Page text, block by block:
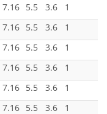
7.16 5.5 3.6
1
7.16 5.5 3.6
1
7.16 5.5 3.6
1
7.16 5.5 3.6
1
7.16 5.5 3.6
1
7.16 5.5 3.6
1